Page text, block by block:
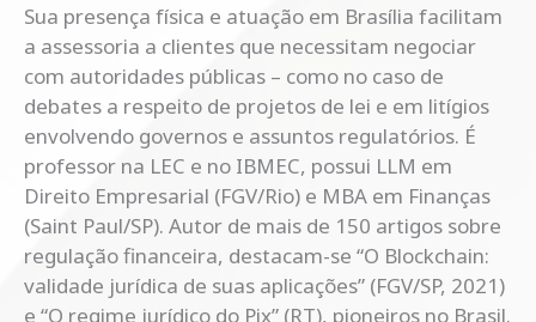
Sua presença física e atuação em Brasília facilitam
a assessoria a clientes que necessitam negociar
com autoridades públicas – como no caso de
debates a respeito de projetos de lei e em litígios
envolvendo governos e assuntos regulatórios. É
professor na LEC e no IBMEC, possui LLM em
Direito Empresarial (FGV/Rio) e MBA em Finanças
(Saint Paul/SP). Autor de mais de 150 artigos sobre
regulação financeira, destacam-se “O Blockchain:
validade jurídica de suas aplicações” (FGV/SP, 2021)
e “O regime jurídico do Pix” (RT), pioneiros no Brasil.